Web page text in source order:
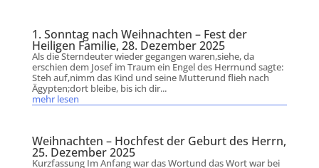
1. Sonntag nach Weihnachten – Fest der
Heiligen Familie, 28. Dezember 2025
Als die Sterndeuter wieder gegangen waren,siehe, da
erschien dem Josef im Traum ein Engel des Herrnund sagte:
Steh auf,nimm das Kind und seine Mutterund flieh nach
Ägypten;dort bleibe, bis ich dir...
mehr lesen
Weihnachten – Hochfest der Geburt des Herrn,
25. Dezember 2025
Kurzfassung Im Anfang war das Wortund das Wort war bei